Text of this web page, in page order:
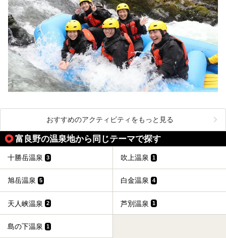
おすすめのアクティビティをもっと見る
富良野の温泉地から同じテーマで探す
十勝岳温泉 3 吹上温泉 1
旭岳温泉 5 白金温泉 4
天人峡温泉 2 芦別温泉 1
島の下温泉 1